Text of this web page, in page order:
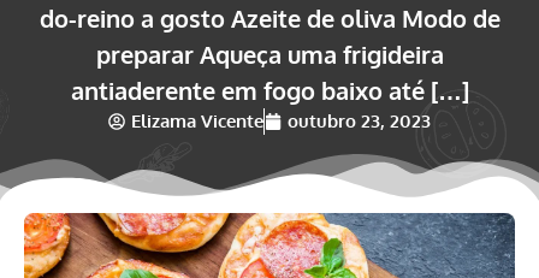
do-reino a gosto Azeite de oliva Modo de
preparar Aqueça uma frigideira
antiaderente em fogo baixo até […]
Elizama Vicente outubro 23, 2023